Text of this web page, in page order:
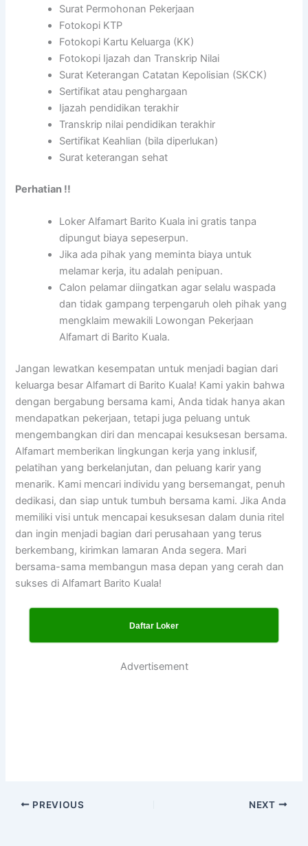
Surat Permohonan Pekerjaan
Fotokopi KTP
Fotokopi Kartu Keluarga (KK)
Fotokopi Ijazah dan Transkrip Nilai
Surat Keterangan Catatan Kepolisian (SKCK)
Sertifikat atau penghargaan
Ijazah pendidikan terakhir
Transkrip nilai pendidikan terakhir
Sertifikat Keahlian (bila diperlukan)
Surat keterangan sehat
Perhatian !!
Loker Alfamart Barito Kuala ini gratis tanpa
dipungut biaya sepeserpun.
Jika ada pihak yang meminta biaya untuk
melamar kerja, itu adalah penipuan.
Calon pelamar diingatkan agar selalu waspada
dan tidak gampang terpengaruh oleh pihak yang
mengklaim mewakili Lowongan Pekerjaan
Alfamart di Barito Kuala.
Jangan lewatkan kesempatan untuk menjadi bagian dari
keluarga besar Alfamart di Barito Kuala! Kami yakin bahwa
dengan bergabung bersama kami, Anda tidak hanya akan
mendapatkan pekerjaan, tetapi juga peluang untuk
mengembangkan diri dan mencapai kesuksesan bersama.
Alfamart memberikan lingkungan kerja yang inklusif,
pelatihan yang berkelanjutan, dan peluang karir yang
menarik. Kami mencari individu yang bersemangat, penuh
dedikasi, dan siap untuk tumbuh bersama kami. Jika Anda
memiliki visi untuk mencapai kesuksesan dalam dunia ritel
dan ingin menjadi bagian dari perusahaan yang terus
berkembang, kirimkan lamaran Anda segera. Mari
bersama-sama membangun masa depan yang cerah dan
sukses di Alfamart Barito Kuala!
Daftar Loker
Advertisement
PREVIOUS NEXT